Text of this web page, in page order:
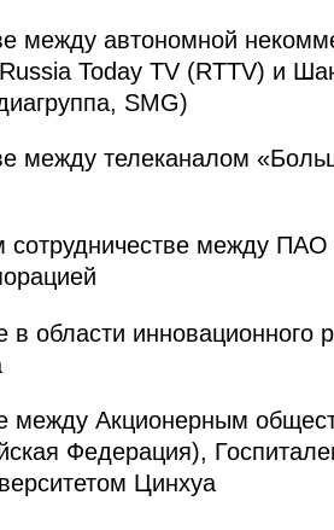
между автономной
Today TV (RTTV) и
SMG)
между телеканалом
сотрудничестве между
в области
между Акционерным
Федерация),
Цинхуа